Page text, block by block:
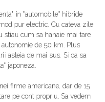
in "automobile" hibride
pur electric. Cu cateva zile
stiau cum sa hahaie mai tare
de 50 km. Plus
asteia de mai sus. Si ca sa
japoneza.
firme americane, dar de 15
pe cont propriu. Sa vedem